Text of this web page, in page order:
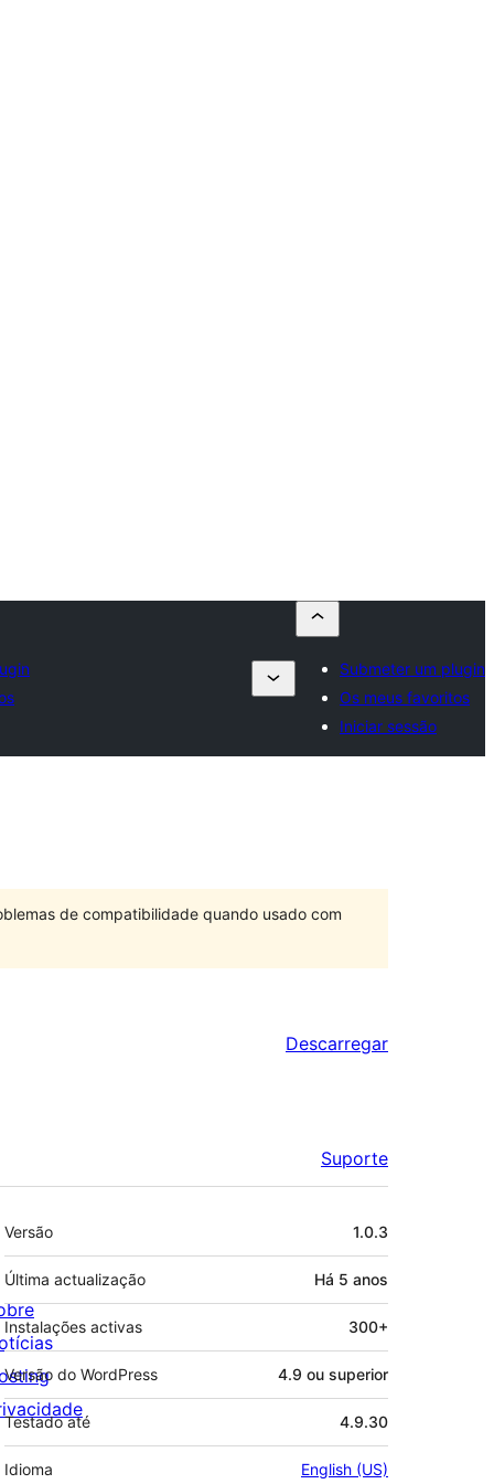
Submeter um plugin
Os meus favoritos
Iniciar sessão
de compatibilidade quando usado com
Descarregar
Suporte
Metadados
Versão 1.0.3
Última actualização Há 5 anos
Instalações activas 300+
Versão do WordPress 4.9 ou superior
Testado até 4.9.30
Idioma English (US)